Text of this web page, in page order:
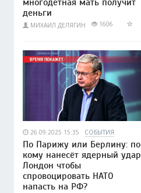
многодетная мать получит
деньги
МИХАИЛ ДЕЛЯГИН 1606
26.09.2025 15:35 СОБЫТИЯ
По Парижу или Берлину: по
кому нанесёт ядерный удар
Лондон чтобы
спровоцировать НАТО
напасть на РФ?